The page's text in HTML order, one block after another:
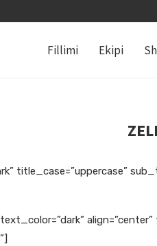
Fillimi Ekipi
title_case=”uppercase”